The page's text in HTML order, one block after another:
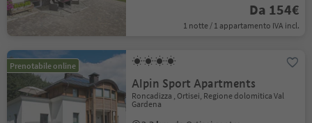
Da 154€
1 notte / 1 appartamento IVA incl.
Prenotabile online
Alpin Sport Apartments
Roncadizza , Ortisei, Regione dolomitica Val
Gardena